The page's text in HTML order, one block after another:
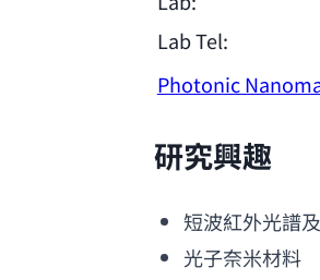
Lab Tel:
Photonic
研究興趣
短波紅外光譜
光子奈米材料